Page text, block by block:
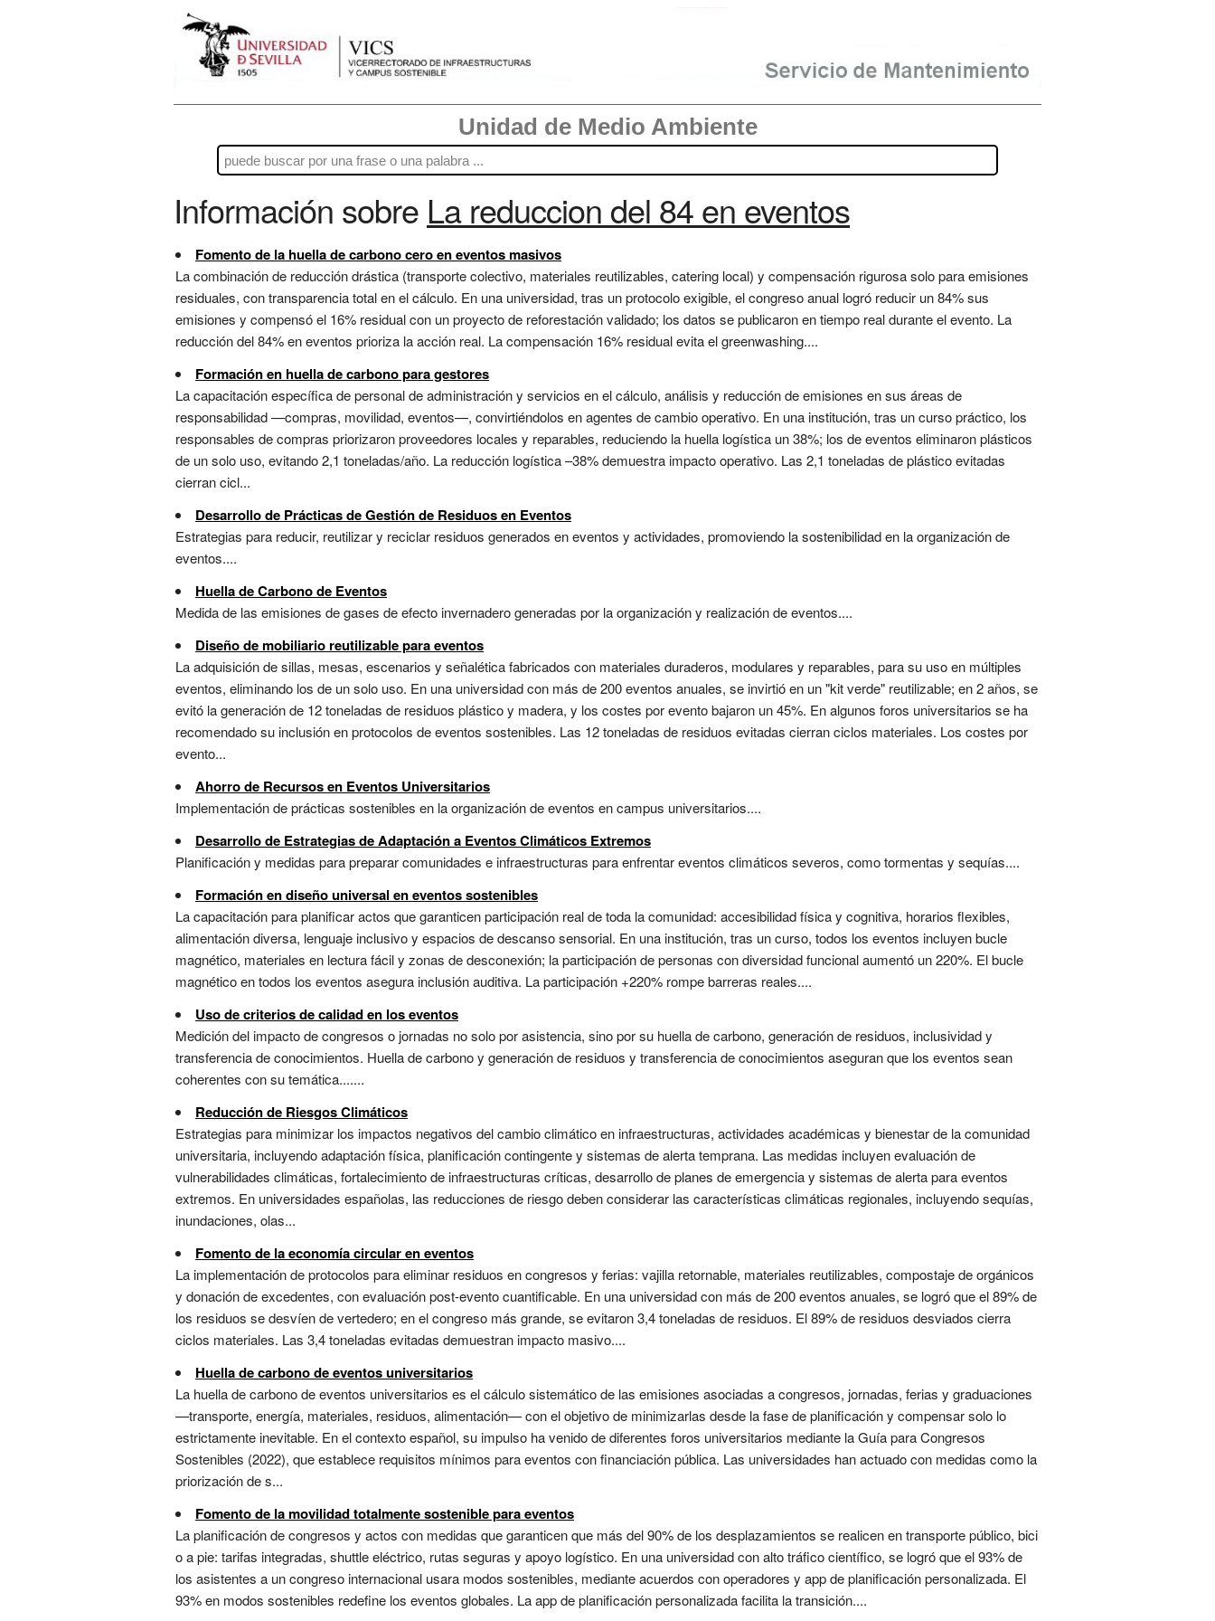
Unidad de Medio Ambiente
Información sobre La reduccion del 84 en eventos
Fomento de la huella de carbono cero en eventos masivos
La combinación de reducción drástica (transporte colectivo, materiales reutilizables, catering local) y compensación rigurosa solo para emisiones
residuales, con transparencia total en el cálculo. En una universidad, tras un protocolo exigible, el congreso anual logró reducir un 84% sus
emisiones y compensó el 16% residual con un proyecto de reforestación validado; los datos se publicaron en tiempo real durante el evento. La
reducción del 84% en eventos prioriza la acción real. La compensación 16% residual evita el greenwashing....
Formación en huella de carbono para gestores
La capacitación específica de personal de administración y servicios en el cálculo, análisis y reducción de emisiones en sus áreas de
responsabilidad —compras, movilidad, eventos—, convirtiéndolos en agentes de cambio operativo. En una institución, tras un curso práctico, los
responsables de compras priorizaron proveedores locales y reparables, reduciendo la huella logística un 38%; los de eventos eliminaron plásticos
de un solo uso, evitando 2,1 toneladas/año. La reducción logística –38% demuestra impacto operativo. Las 2,1 toneladas de plástico evitadas
cierran cicl...
Desarrollo de Prácticas de Gestión de Residuos en Eventos
Estrategias para reducir, reutilizar y reciclar residuos generados en eventos y actividades, promoviendo la sostenibilidad en la organización de
eventos....
Huella de Carbono de Eventos
Medida de las emisiones de gases de efecto invernadero generadas por la organización y realización de eventos....
Diseño de mobiliario reutilizable para eventos
La adquisición de sillas, mesas, escenarios y señalética fabricados con materiales duraderos, modulares y reparables, para su uso en múltiples
eventos, eliminando los de un solo uso. En una universidad con más de 200 eventos anuales, se invirtió en un "kit verde" reutilizable; en 2 años, se
evitó la generación de 12 toneladas de residuos plástico y madera, y los costes por evento bajaron un 45%. En algunos foros universitarios se ha
recomendado su inclusión en protocolos de eventos sostenibles. Las 12 toneladas de residuos evitadas cierran ciclos materiales. Los costes por
evento...
Ahorro de Recursos en Eventos Universitarios
Implementación de prácticas sostenibles en la organización de eventos en campus universitarios....
Desarrollo de Estrategias de Adaptación a Eventos Climáticos Extremos
Planificación y medidas para preparar comunidades e infraestructuras para enfrentar eventos climáticos severos, como tormentas y sequías....
Formación en diseño universal en eventos sostenibles
La capacitación para planificar actos que garanticen participación real de toda la comunidad: accesibilidad física y cognitiva, horarios flexibles,
alimentación diversa, lenguaje inclusivo y espacios de descanso sensorial. En una institución, tras un curso, todos los eventos incluyen bucle
magnético, materiales en lectura fácil y zonas de desconexión; la participación de personas con diversidad funcional aumentó un 220%. El bucle
magnético en todos los eventos asegura inclusión auditiva. La participación +220% rompe barreras reales....
Uso de criterios de calidad en los eventos
Medición del impacto de congresos o jornadas no solo por asistencia, sino por su huella de carbono, generación de residuos, inclusividad y
transferencia de conocimientos. Huella de carbono y generación de residuos y transferencia de conocimientos aseguran que los eventos sean
coherentes con su temática.......
Reducción de Riesgos Climáticos
Estrategias para minimizar los impactos negativos del cambio climático en infraestructuras, actividades académicas y bienestar de la comunidad
universitaria, incluyendo adaptación física, planificación contingente y sistemas de alerta temprana. Las medidas incluyen evaluación de
vulnerabilidades climáticas, fortalecimiento de infraestructuras críticas, desarrollo de planes de emergencia y sistemas de alerta para eventos
extremos. En universidades españolas, las reducciones de riesgo deben considerar las características climáticas regionales, incluyendo sequías,
inundaciones, olas...
Fomento de la economía circular en eventos
La implementación de protocolos para eliminar residuos en congresos y ferias: vajilla retornable, materiales reutilizables, compostaje de orgánicos
y donación de excedentes, con evaluación post-evento cuantificable. En una universidad con más de 200 eventos anuales, se logró que el 89% de
los residuos se desvíen de vertedero; en el congreso más grande, se evitaron 3,4 toneladas de residuos. El 89% de residuos desviados cierra
ciclos materiales. Las 3,4 toneladas evitadas demuestran impacto masivo....
Huella de carbono de eventos universitarios
La huella de carbono de eventos universitarios es el cálculo sistemático de las emisiones asociadas a congresos, jornadas, ferias y graduaciones
—transporte, energía, materiales, residuos, alimentación— con el objetivo de minimizarlas desde la fase de planificación y compensar solo lo
estrictamente inevitable. En el contexto español, su impulso ha venido de diferentes foros universitarios mediante la Guía para Congresos
Sostenibles (2022), que establece requisitos mínimos para eventos con financiación pública. Las universidades han actuado con medidas como la
priorización de s...
Fomento de la movilidad totalmente sostenible para eventos
La planificación de congresos y actos con medidas que garanticen que más del 90% de los desplazamientos se realicen en transporte público, bici
o a pie: tarifas integradas, shuttle eléctrico, rutas seguras y apoyo logístico. En una universidad con alto tráfico científico, se logró que el 93% de
los asistentes a un congreso internacional usara modos sostenibles, mediante acuerdos con operadores y app de planificación personalizada. El
93% en modos sostenibles redefine los eventos globales. La app de planificación personalizada facilita la transición....